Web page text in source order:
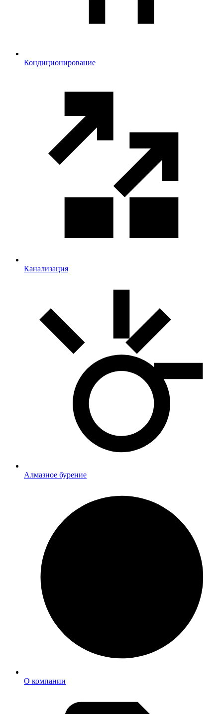
Кондиционирование
Канализация
Алмазное бурение
О компании